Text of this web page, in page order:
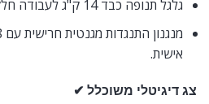
גלגל תנופה כבד 14 ק"ג לעבודה חלקה ויציבה.
אישית.
צג דיגיטלי משוכלל ✔